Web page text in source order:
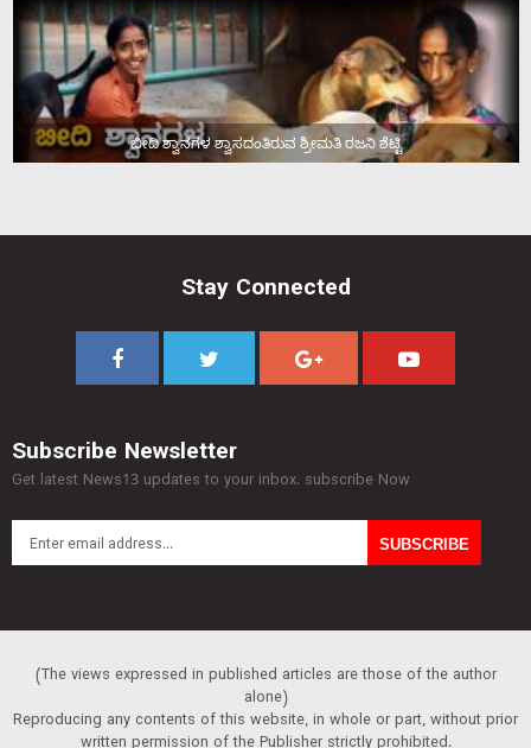
ಬೀದಿ ಶ್ವಾನಗಳ ಶ್ವಾಸದಂತಿರುವ ಶ್ರೀಮತಿ ರಜನಿ ಶೆಟ್ಟಿ
Stay Connected
Subscribe Newsletter
Get latest News13 updates to your inbox. subscribe Now
(The views expressed in published articles are those of the author
alone)
Reproducing any contents of this website, in whole or part, without prior